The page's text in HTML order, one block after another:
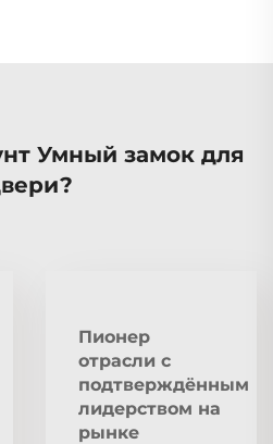
Умный замок для
Пионер
отрасли с
подтверждённым
лидерством на
рынке